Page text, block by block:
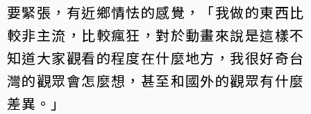
要緊張，有近鄉情怯的感覺，「我做的東西比
較非主流，比較瘋狂，對於動畫來說是這樣不
知道大家觀看的程度在什麼地方，我很好奇台
灣的觀眾會怎麼想，甚至和國外的觀眾有什麼
差異。」